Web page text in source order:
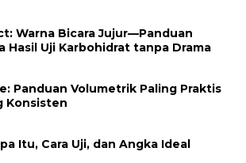
Warna Bicara Jujur—Panduan
Hasil Uji Karbohidrat tanpa Drama
Panduan Volumetrik Paling Praktis
Konsisten
Itu, Cara Uji, dan Angka Ideal